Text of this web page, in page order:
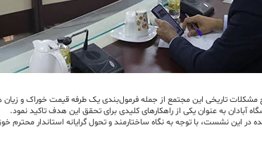
تاریخی این مجتمع از جمله فرمول‌بندی یک طرفه قیمت خوراک و زیان
آبادان به عنوان یکی از راهکارهای کلیدی برای تحقق این هدف تاکید نمود.
در این نشست، با توجه به نگاه ساختارمند و تحول گرایانه استاندار